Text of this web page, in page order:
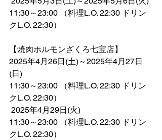
11:30～23:00 （料理L.O. 22:30 ドリン
クL.O. 22:30）
【焼肉ホルモンざくろ七宝店】
2025年4月26日(土)～2025年4月27日
(日)
11:30～23:00 （料理L.O. 22:30 ドリン
クL.O. 22:30）
2025年4月29日(火)
11:30～23:00 （料理L.O. 22:30 ドリン
クL.O. 22:30）